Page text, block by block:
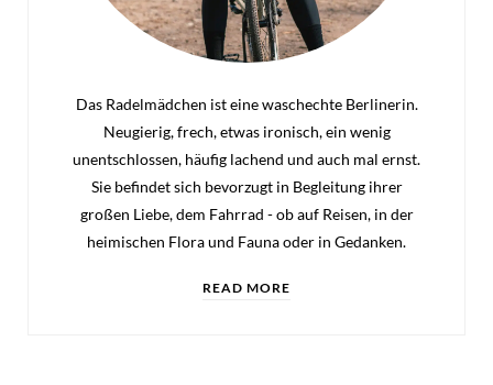
Das Radelmädchen ist eine waschechte Berlinerin.
Neugierig, frech, etwas ironisch, ein wenig
unentschlossen, häufig lachend und auch mal ernst.
Sie befindet sich bevorzugt in Begleitung ihrer
großen Liebe, dem Fahrrad - ob auf Reisen, in der
heimischen Flora und Fauna oder in Gedanken.
READ MORE